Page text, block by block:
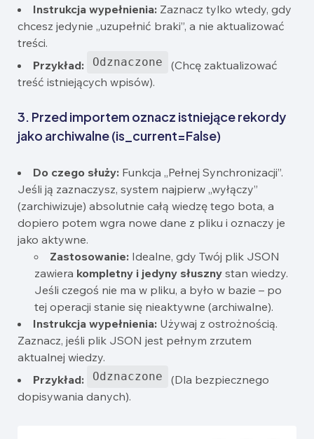
Instrukcja wypełnienia: Zaznacz tylko wtedy, gdy
chcesz jedynie „uzupełnić braki”, a nie aktualizować
treści.
Przykład:
Odznaczone
(Chcę zaktualizować
treść istniejących wpisów).
3. Przed importem oznacz istniejące rekordy
jako archiwalne (is_current=False)
Do czego służy: Funkcja „Pełnej Synchronizacji”.
Jeśli ją zaznaczysz, system najpierw „wyłączy”
(zarchiwizuje) absolutnie całą wiedzę tego bota, a
dopiero potem wgra nowe dane z pliku i oznaczy je
jako aktywne.
Zastosowanie: Idealne, gdy Twój plik JSON
zawiera kompletny i jedyny słuszny stan wiedzy.
Jeśli czegoś nie ma w pliku, a było w bazie – po
tej operacji stanie się nieaktywne (archiwalne).
Instrukcja wypełnienia: Używaj z ostrożnością.
Zaznacz, jeśli plik JSON jest pełnym zrzutem
aktualnej wiedzy.
Przykład:
Odznaczone
(Dla bezpiecznego
dopisywania danych).